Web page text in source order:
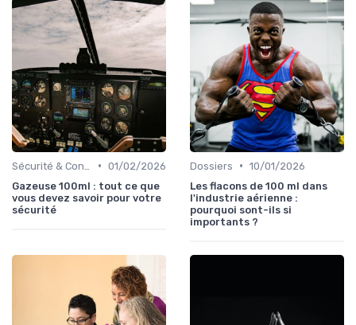
• 01/02/2026
Gazeuse 100ml : tout ce que
vous devez savoir pour votre
sécurité
Dossiers • 10/01/2026
Les flacons de 100 ml dans
l'industrie aérienne :
pourquoi sont-ils si
importants ?